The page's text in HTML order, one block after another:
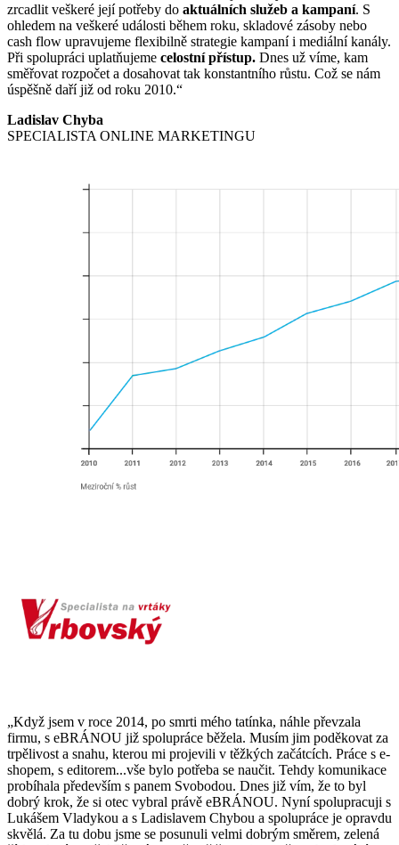
zrcadlit veškeré její potřeby do aktuálních služeb a kampaní. S
ohledem na veškeré události během roku, skladové zásoby nebo
cash flow upravujeme flexibilně strategie kampaní i mediální kanály.
Při spolupráci uplatňujeme celostní přístup. Dnes už víme, kam
směřovat rozpočet a dosahovat tak konstantního růstu. Což se nám
úspěšně daří již od roku 2010.“
Ladislav Chyba
SPECIALISTA ONLINE MARKETINGU
„Když jsem v roce 2014, po smrti mého tatínka, náhle převzala
firmu, s eBRÁNOU již spolupráce běžela. Musím jim poděkovat za
trpělivost a snahu, kterou mi projevili v těžkých začátcích. Práce s e-
shopem, s editorem...vše bylo potřeba se naučit. Tehdy komunikace
probíhala především s panem Svobodou. Dnes již vím, že to byl
dobrý krok, že si otec vybral právě eBRÁNOU. Nyní spolupracuji s
Lukášem Vladykou a s Ladislavem Chybou a spolupráce je opravdu
skvělá. Za tu dobu jsme se posunuli velmi dobrým směrem, zelená